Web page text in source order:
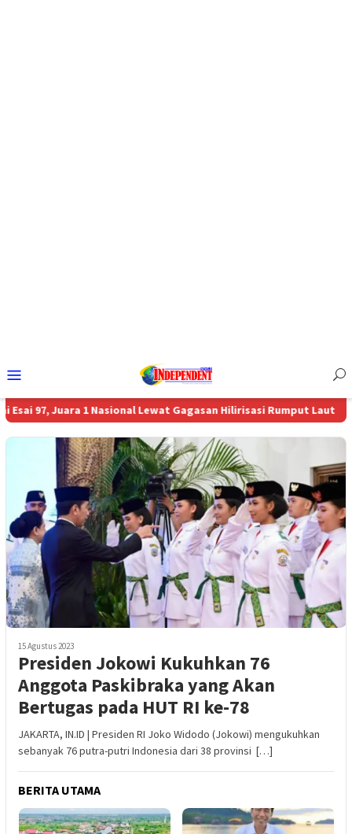
Mobile
Juara 1 Nasional Lewat Gagasan Hilirisasi Rumput Laut Aon
15 Agustus 2023
Presiden Jokowi Kukuhkan 76
Anggota Paskibraka yang Akan
Bertugas pada HUT RI ke-78
JAKARTA, IN.ID | Presiden RI Joko Widodo (Jokowi) mengukuhkan
sebanyak 76 putra-putri Indonesia dari 38 provinsi […]
BERITA UTAMA